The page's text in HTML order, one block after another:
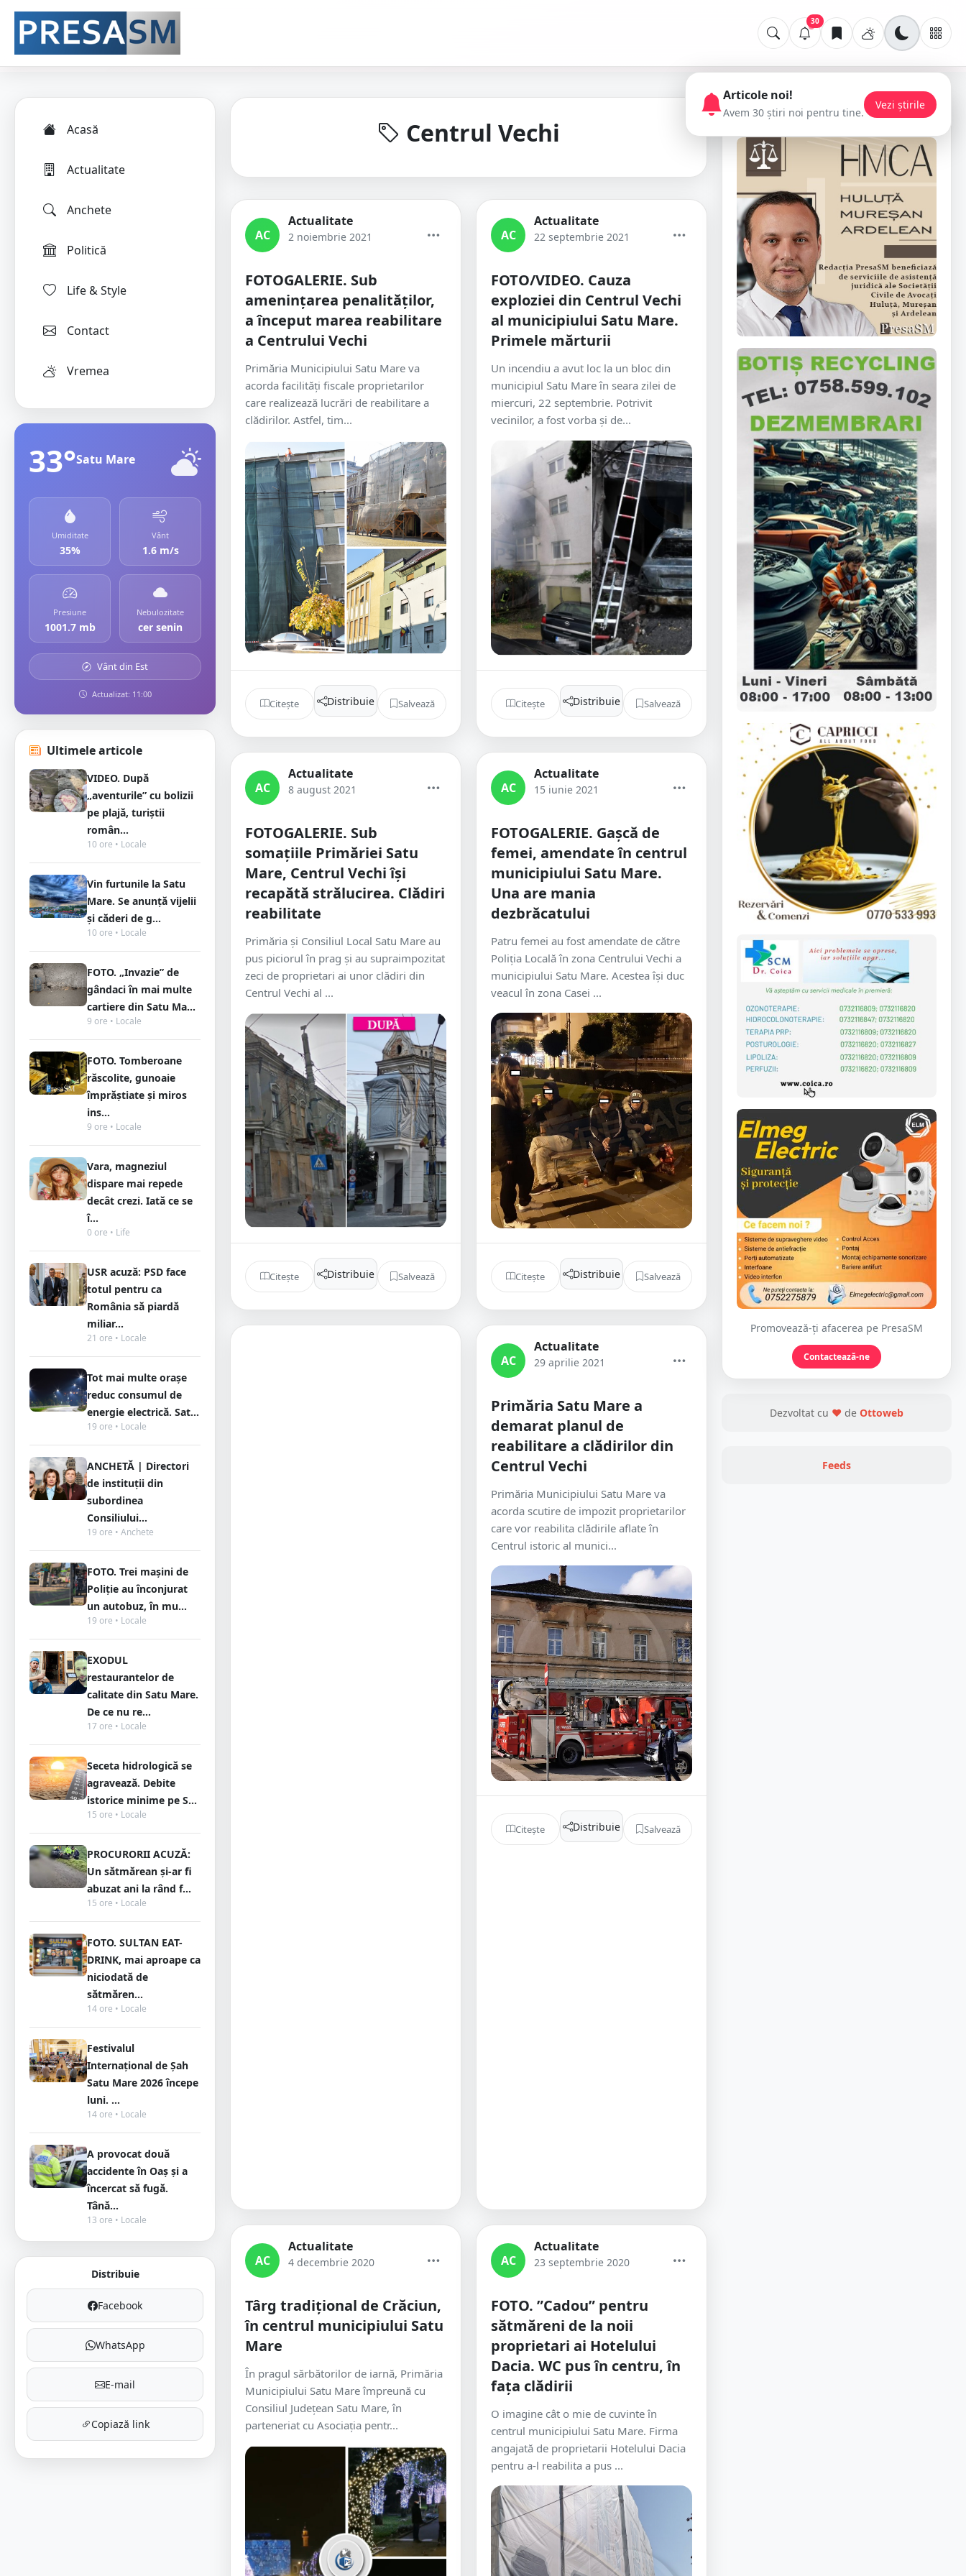
30
Acasă
Actualitate
Anchete
Politică
Life & Style
Contact
Vremea
33°Satu Mare
Umiditate
35%
Vânt
1.6 m/s
Presiune
1001.7 mb
Nebulozitate
cer senin
Vânt din Est
Actualizat: 11:00
Ultimele articole
VIDEO. După
„aventurile” cu bolizii
pe plajă, turiștii
român...
10 ore • Locale
Vin furtunile la Satu
Mare. Se anunță vijelii
și căderi de g...
10 ore • Locale
FOTO. „Invazie” de
gândaci în mai multe
cartiere din Satu Ma...
9 ore • Locale
FOTO. Tomberoane
răscolite, gunoaie
împrăștiate și miros
ins...
9 ore • Locale
Vara, magneziul
dispare mai repede
decât crezi. Iată ce se
î...
0 ore • Life
USR acuză: PSD face
totul pentru ca
România să piardă
miliar...
21 ore • Locale
Tot mai multe orașe
reduc consumul de
energie electrică. Sat...
19 ore • Locale
ANCHETĂ | Directori
de instituții din
subordinea
Consiliului...
19 ore • Anchete
FOTO. Trei mașini de
Poliție au înconjurat
un autobuz, în mu...
19 ore • Locale
EXODUL
restaurantelor de
calitate din Satu Mare.
De ce nu re...
17 ore • Locale
Seceta hidrologică se
agravează. Debite
istorice minime pe S...
15 ore • Locale
PROCURORII ACUZĂ:
Un sătmărean și-ar fi
abuzat ani la rând f...
15 ore • Locale
FOTO. SULTAN EAT-
DRINK, mai aproape ca
niciodată de
sătmăren...
14 ore • Locale
Festivalul
Internațional de Șah
Satu Mare 2026 începe
luni. ...
14 ore • Locale
A provocat două
accidente în Oaș și a
încercat să fugă.
Tână...
13 ore • Locale
Distribuie
Facebook
WhatsApp
E-mail
Copiază link
Centrul Vechi
AC
Actualitate
2 noiembrie 2021
FOTOGALERIE. Sub
amenințarea penalităților,
a început marea reabilitare
a Centrului Vechi
Primăria Municipiului Satu Mare va
acorda facilități fiscale proprietarilor
care realizează lucrări de reabilitare a
clădirilor. Astfel, tim...
Citește Distribuie Salvează
AC
Actualitate
22 septembrie 2021
FOTO/VIDEO. Cauza
exploziei din Centrul Vechi
al municipiului Satu Mare.
Primele mărturii
Un incendiu a avut loc la un bloc din
municipiul Satu Mare în seara zilei de
miercuri, 22 septembrie. Potrivit
vecinilor, a fost vorba și de...
Citește Distribuie Salvează
AC
Actualitate
8 august 2021
FOTOGALERIE. Sub
somațiile Primăriei Satu
Mare, Centrul Vechi își
recapătă strălucirea. Clădiri
reabilitate
Primăria și Consiliul Local Satu Mare au
pus piciorul în prag și au supraimpozitat
zeci de proprietari ai unor clădiri din
Centrul Vechi al ...
Citește Distribuie Salvează
AC
Actualitate
15 iunie 2021
FOTOGALERIE. Gașcă de
femei, amendate în centrul
municipiului Satu Mare.
Una are mania
dezbrăcatului
Patru femei au fost amendate de către
Poliția Locală în zona Centrului Vechi a
municipiului Satu Mare. Acestea își duc
veacul în zona Casei ...
Citește Distribuie Salvează
AC
Actualitate
29 aprilie 2021
Primăria Satu Mare a
demarat planul de
reabilitare a clădirilor din
Centrul Vechi
Primăria Municipiului Satu Mare va
acorda scutire de impozit proprietarilor
care vor reabilita clădirile aflate în
Centrul istoric al munici...
Citește Distribuie Salvează
AC
Actualitate
4 decembrie 2020
Târg tradițional de Crăciun,
în centrul municipiului Satu
Mare
În pragul sărbătorilor de iarnă, Primăria
Municipiului Satu Mare împreună cu
Consiliul Județean Satu Mare, în
parteneriat cu Asociația pentr...
AC
Actualitate
23 septembrie 2020
FOTO. ”Cadou” pentru
sătmăreni de la noii
proprietari ai Hotelului
Dacia. WC pus în centru, în
fața clădirii
O imagine cât o mie de cuvinte în
centrul municipiului Satu Mare. Firma
angajată de proprietarii Hotelului Dacia
pentru a-l reabilita a pus ...
📢 Publicitate
Promovează-ți afacerea pe PresaSM
Contactează-ne
Dezvoltat cu ❤ de Ottoweb
Feeds
Articole noi!
Avem 30 știri noi pentru tine.
Vezi știrile